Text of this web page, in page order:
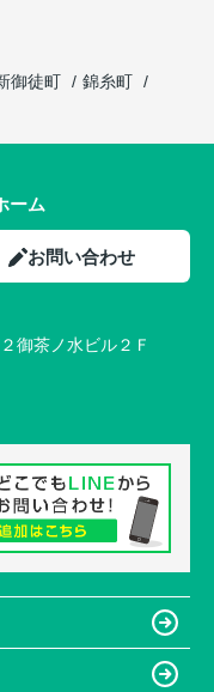
御徒町
錦糸町
ーム
お問い合わせ
御茶ノ水ビル２Ｆ